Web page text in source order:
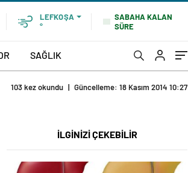
LEFKOŞA
°
SABAHA KALAN
SÜRE
SAĞLIK
103 kez okundu | Güncelleme: 18 Kasım 2014 10:27
İLGİNİZİ ÇEKEBİLİR